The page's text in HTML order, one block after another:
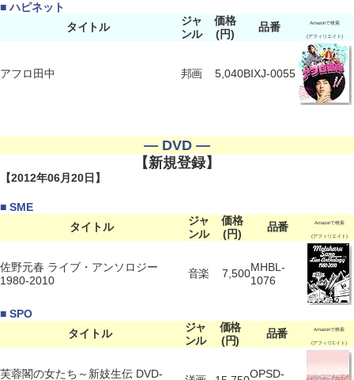
■ ハピネット
タイトル
ジャ
ンル
価格
(円)
品番 Amazonで検索
(アフィリエイト)
アフロ田中 邦画 5,040BIXJ-0055
― DVD ―
【新規登録】
【2012年06月20日】
■ SME
タイトル
ジャ
ンル
価格
(円)
品番 Amazonで検索
(アフィリエイト)
佐野元春 ライブ・アンソロジー
1980-2010
音楽 7,500MHBL-
1076
■ SPO
タイトル
ジャ
ンル
価格
(円)
品番 Amazonで検索
(アフィリエイト)
芙蓉閣の女たち～新妓生伝 DVD- OPSD-